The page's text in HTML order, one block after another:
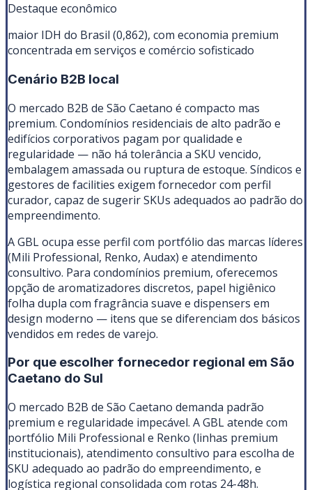
Destaque econômico
maior IDH do Brasil (0,862), com economia premium
concentrada em serviços e comércio sofisticado
Cenário B2B local
O mercado B2B de São Caetano é compacto mas
premium. Condomínios residenciais de alto padrão e
edifícios corporativos pagam por qualidade e
regularidade — não há tolerância a SKU vencido,
embalagem amassada ou ruptura de estoque. Síndicos e
gestores de facilities exigem fornecedor com perfil
curador, capaz de sugerir SKUs adequados ao padrão do
empreendimento.
A GBL ocupa esse perfil com portfólio das marcas líderes
(Mili Professional, Renko, Audax) e atendimento
consultivo. Para condomínios premium, oferecemos
opção de aromatizadores discretos, papel higiênico
folha dupla com fragrância suave e dispensers em
design moderno — itens que se diferenciam dos básicos
vendidos em redes de varejo.
Por que escolher fornecedor regional em São
Caetano do Sul
O mercado B2B de São Caetano demanda padrão
premium e regularidade impecável. A GBL atende com
portfólio Mili Professional e Renko (linhas premium
institucionais), atendimento consultivo para escolha de
SKU adequado ao padrão do empreendimento, e
logística regional consolidada com rotas 24-48h.